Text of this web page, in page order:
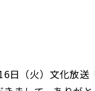
日（火）文化放送